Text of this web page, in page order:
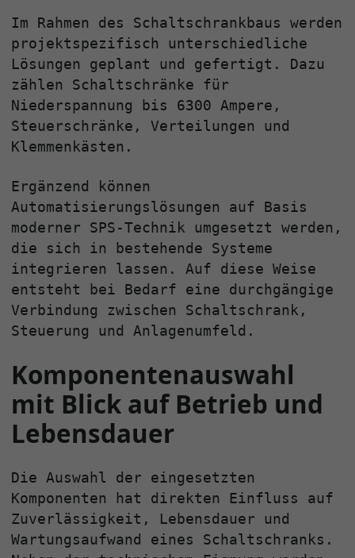
Im Rahmen des Schaltschrankbaus werden
projektspezifisch unterschiedliche
Lösungen geplant und gefertigt. Dazu
zählen Schaltschränke für
Niederspannung bis 6300 Ampere,
Steuerschränke, Verteilungen und
Klemmenkästen.
Ergänzend können
Automatisierungslösungen auf Basis
moderner SPS‑Technik umgesetzt werden,
die sich in bestehende Systeme
integrieren lassen. Auf diese Weise
entsteht bei Bedarf eine durchgängige
Verbindung zwischen Schaltschrank,
Steuerung und Anlagenumfeld.
Komponentenauswahl
mit Blick auf Betrieb und
Lebensdauer
Die Auswahl der eingesetzten
Komponenten hat direkten Einfluss auf
Zuverlässigkeit, Lebensdauer und
Wartungsaufwand eines Schaltschranks.